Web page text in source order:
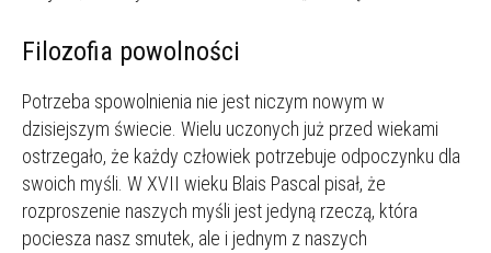
Filozofia powolności
Potrzeba spowolnienia nie jest niczym nowym w
dzisiejszym świecie. Wielu uczonych już przed wiekami
ostrzegało, że każdy człowiek potrzebuje odpoczynku dla
swoich myśli. W XVII wieku Blais Pascal pisał, że
rozproszenie naszych myśli jest jedyną rzeczą, która
pociesza nasz smutek, ale i jednym z naszych